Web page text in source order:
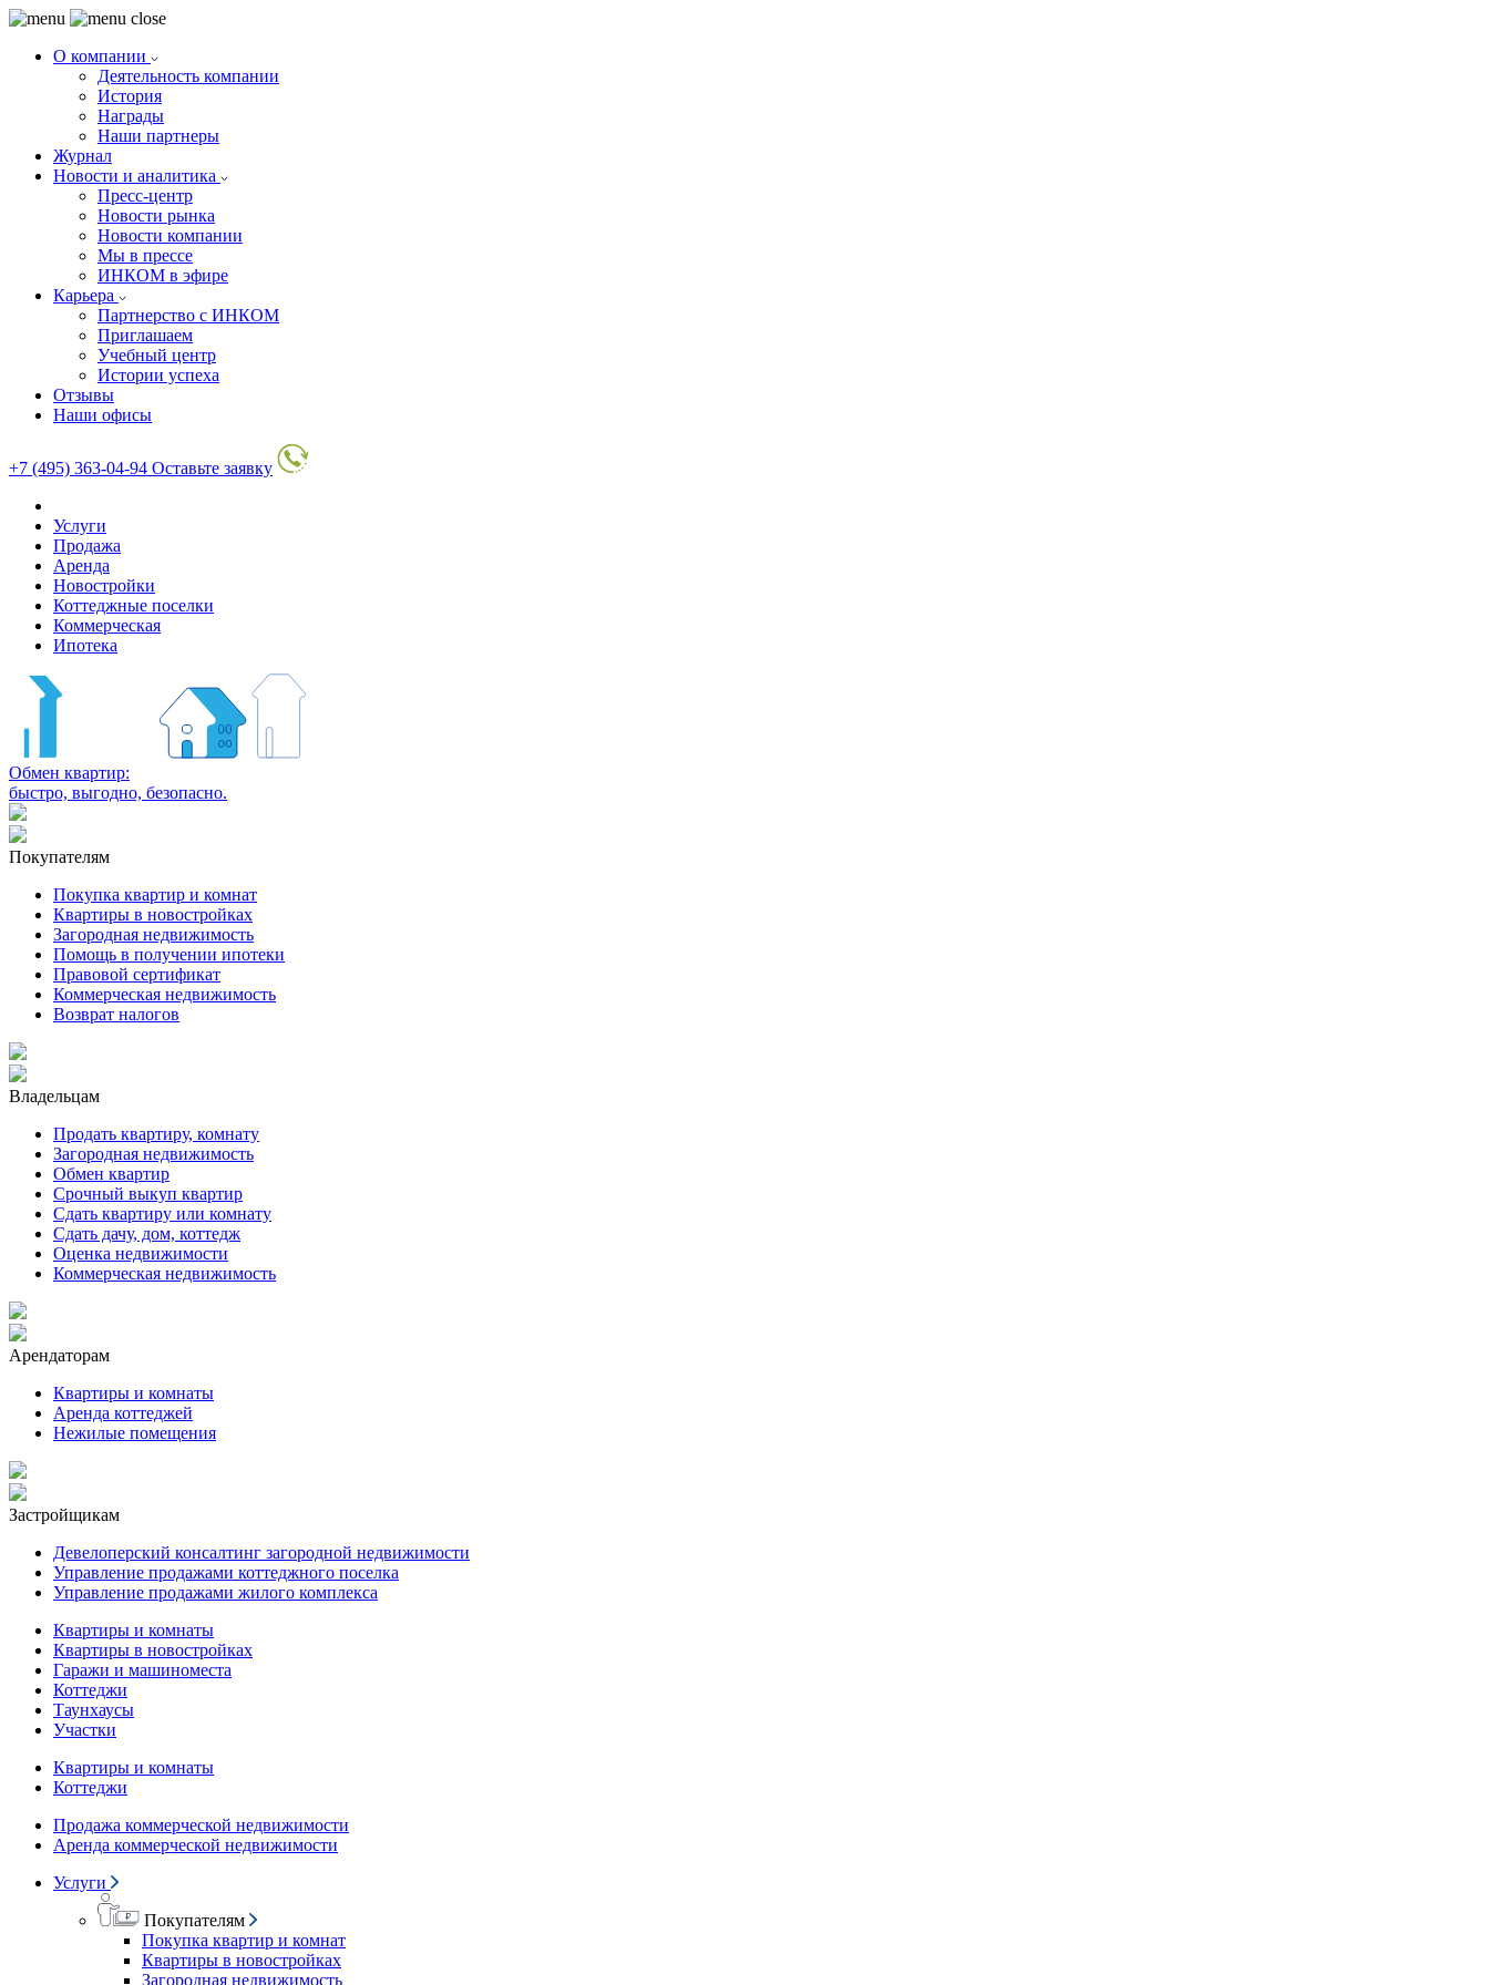
О компании
Деятельность компании
История
Награды
Наши партнеры
Журнал
Новости и аналитика
Пресс-центр
Новости рынка
Новости компании
Мы в прессе
ИНКОМ в эфире
Карьера
Партнерство с ИНКОМ
Приглашаем
Учебный центр
Истории успеха
Отзывы
Наши офисы
+7 (495) 363-04-94 Оставьте заявку
Услуги
Продажа
Аренда
Новостройки
Коттеджные поселки
Коммерческая
Ипотека
Обмен квартир:
быстро, выгодно, безопасно.
Покупателям
Покупка квартир и комнат
Квартиры в новостройках
Загородная недвижимость
Помощь в получении ипотеки
Правовой сертификат
Коммерческая недвижимость
Возврат налогов
Владельцам
Продать квартиру, комнату
Загородная недвижимость
Обмен квартир
Срочный выкуп квартир
Сдать квартиру или комнату
Сдать дачу, дом, коттедж
Оценка недвижимости
Коммерческая недвижимость
Арендаторам
Квартиры и комнаты
Аренда коттеджей
Нежилые помещения
Застройщикам
Девелоперский консалтинг загородной недвижимости
Управление продажами коттеджного поселка
Управление продажами жилого комплекса
Квартиры и комнаты
Квартиры в новостройках
Гаражи и машиноместа
Коттеджи
Таунхаусы
Участки
Квартиры и комнаты
Коттеджи
Продажа коммерческой недвижимости
Аренда коммерческой недвижимости
Услуги
Покупателям
Покупка квартир и комнат
Квартиры в новостройках
Загородная недвижимость